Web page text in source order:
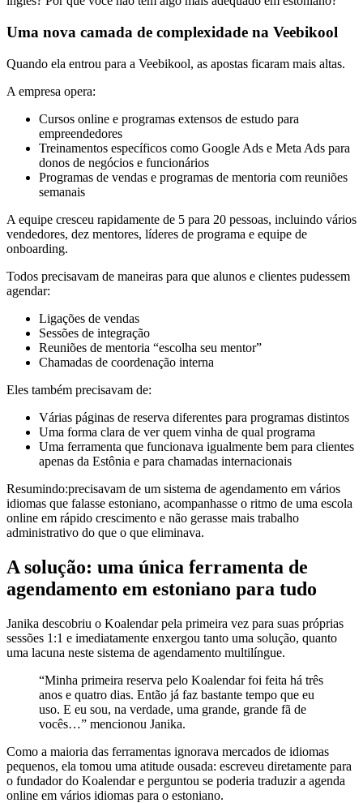
Uma nova camada de complexidade na Veebikool
Quando ela entrou para a Veebikool, as apostas ficaram mais altas.
A empresa opera:
Cursos online e programas extensos de estudo para
empreendedores
Treinamentos específicos como Google Ads e Meta Ads para
donos de negócios e funcionários
Programas de vendas e programas de mentoria com reuniões
semanais
A equipe cresceu rapidamente de 5 para 20 pessoas, incluindo vários
vendedores, dez mentores, líderes de programa e equipe de
onboarding.
Todos precisavam de maneiras para que alunos e clientes pudessem
agendar:
Ligações de vendas
Sessões de integração
Reuniões de mentoria “escolha seu mentor”
Chamadas de coordenação interna
Eles também precisavam de:
Várias páginas de reserva diferentes para programas distintos
Uma forma clara de ver quem vinha de qual programa
Uma ferramenta que funcionava igualmente bem para clientes
apenas da Estônia e para chamadas internacionais
Resumindo:precisavam de um sistema de agendamento em vários
idiomas que falasse estoniano, acompanhasse o ritmo de uma escola
online em rápido crescimento e não gerasse mais trabalho
administrativo do que o que eliminava.
A solução: uma única ferramenta de
agendamento em estoniano para tudo
Janika descobriu o Koalendar pela primeira vez para suas próprias
sessões 1:1 e imediatamente enxergou tanto uma solução, quanto
uma lacuna neste sistema de agendamento multilíngue.
“Minha primeira reserva pelo Koalendar foi feita há três
anos e quatro dias. Então já faz bastante tempo que eu
uso. E eu sou, na verdade, uma grande, grande fã de
vocês…” mencionou Janika.
Como a maioria das ferramentas ignorava mercados de idiomas
pequenos, ela tomou uma atitude ousada: escreveu diretamente para
o fundador do Koalendar e perguntou se poderia traduzir a agenda
online em vários idiomas para o estoniano.